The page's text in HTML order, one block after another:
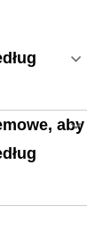
aby